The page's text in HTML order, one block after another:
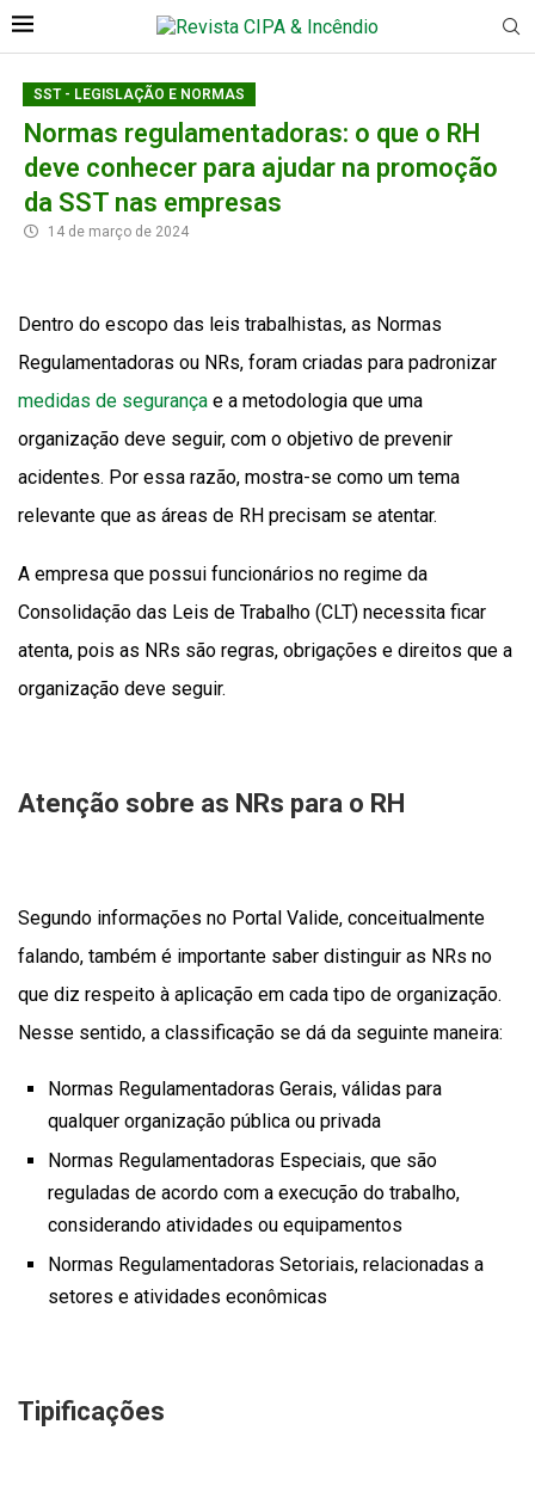
SST - LEGISLAÇÃO E NORMAS
Normas regulamentadoras: o que o RH
deve conhecer para ajudar na promoção
da SST nas empresas
14 de março de 2024
Dentro do escopo das leis trabalhistas, as Normas
Regulamentadoras ou NRs, foram criadas para padronizar
medidas de segurança e a metodologia que uma
organização deve seguir, com o objetivo de prevenir
acidentes. Por essa razão, mostra-se como um tema
relevante que as áreas de RH precisam se atentar.
A empresa que possui funcionários no regime da
Consolidação das Leis de Trabalho (CLT) necessita ficar
atenta, pois as NRs são regras, obrigações e direitos que a
organização deve seguir.
Atenção sobre as NRs para o RH
Segundo informações no Portal Valide, conceitualmente
falando, também é importante saber distinguir as NRs no
que diz respeito à aplicação em cada tipo de organização.
Nesse sentido, a classificação se dá da seguinte maneira:
Normas Regulamentadoras Gerais, válidas para
qualquer organização pública ou privada
Normas Regulamentadoras Especiais, que são
reguladas de acordo com a execução do trabalho,
considerando atividades ou equipamentos
Normas Regulamentadoras Setoriais, relacionadas a
setores e atividades econômicas
Tipificações